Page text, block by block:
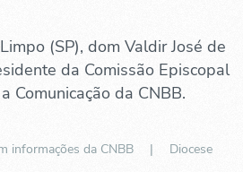
(SP), dom Valdir José de
da Comissão Episcopal
Comunicação da CNBB.
da CNBB | Diocese